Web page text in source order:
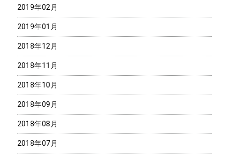
2019年02月
2019年01月
2018年12月
2018年11月
2018年10月
2018年09月
2018年08月
2018年07月